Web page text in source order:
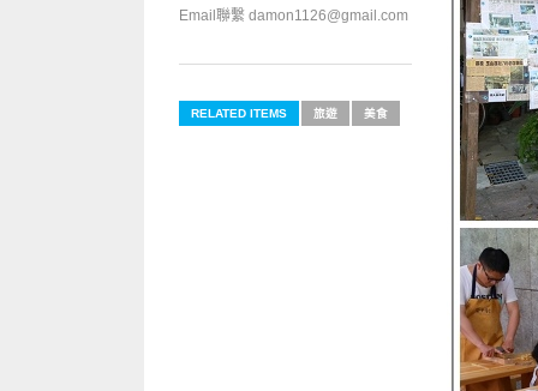
Email聯繫 damon1126@gmail.com
RELATED ITEMS 旅遊 美食